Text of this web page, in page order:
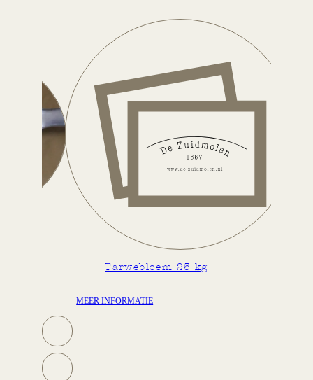
Tarwebloem 25 kg
MEER INFORMATIE